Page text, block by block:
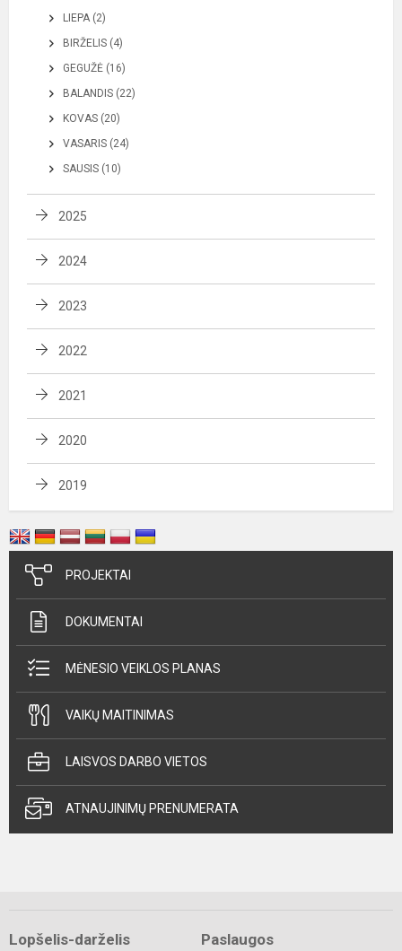
LIEPA (2)
BIRŽELIS (4)
GEGUŽĖ (16)
BALANDIS (22)
KOVAS (20)
VASARIS (24)
SAUSIS (10)
2025
2024
2023
2022
2021
2020
2019
PROJEKTAI
DOKUMENTAI
MĖNESIO VEIKLOS PLANAS
VAIKŲ MAITINIMAS
LAISVOS DARBO VIETOS
ATNAUJINIMŲ PRENUMERATA
Lopšelis-darželis Paslaugos